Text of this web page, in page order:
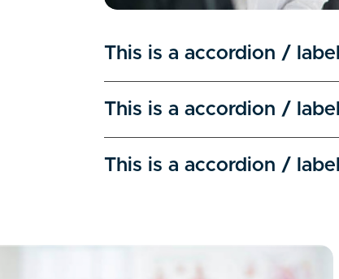
This is a accordion / label
This is a accordion / label
This is a accordion / label